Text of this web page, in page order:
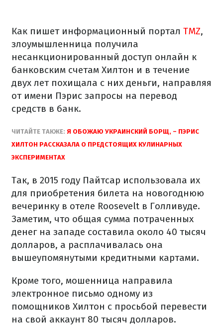
Как пишет информационный портал TMZ,
злоумышленница получила
несанкционированный доступ онлайн к
банковским счетам Хилтон и в течение
двух лет похищала с них деньги, направляя
от имени Пэрис запросы на перевод
средств в банк.
ЧИТАЙТЕ ТАКЖЕ: Я ОБОЖАЮ УКРАИНСКИЙ БОРЩ, – ПЭРИС
ХИЛТОН РАССКАЗАЛА О ПРЕДСТОЯЩИХ КУЛИНАРНЫХ
ЭКСПЕРИМЕНТАХ
Так, в 2015 году Пайтсар использовала их
для приобретения билета на новогоднюю
вечеринку в отеле Roosevelt в Голливуде.
Заметим, что общая сумма потраченных
денег на западе составила около 40 тысяч
долларов, а расплачивалась она
вышеупомянутыми кредитными картами.
Кроме того, мошенница направила
электронное письмо одному из
помощников Хилтон с просьбой перевести
на свой аккаунт 80 тысяч долларов.